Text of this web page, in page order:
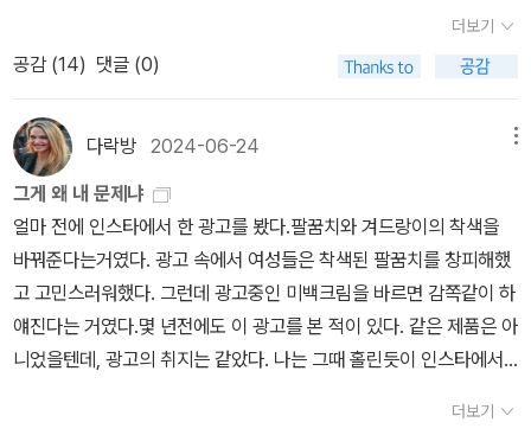
에너지가 없다. (중략)마른 것이 아름다운 것은 마른 것이 몸이 아니
라 정신에 하는 것 때문이다. 상을 받을 만한 것은 여성이 마른 것이
아니라 굶주리는 것이고, 마른 것은 그것의 증상일 뿐이다. 굶주리면
흥미롭게도 '해방된' 정신의 폭이 좁아진다. -p.319위의 구절을 읽어
보면 어떤가. 힘을 내고 싶지 않은가.유방에 대해 하는 말도 들어보자.
여성의 얼굴과 몸매의 이미지를 편집하는 암묵적 검열이 똑같이 여성
의 유방 이미지도 편집하여, 여성의 유방이 실제로는 어떻게 생겼는
지 알지 못하게 한다. 문화가 흠 잡을 데 없는 완벽함으로 유방을 가
려, 물렁하거나 비대칭이거나 원숙하거나 임신으로 변화를 겪은 유방
을 거의 그대로 보여주는 법이 없다. 문화에서는 진짜 유방이 여성만
큼이나 모양이 다양하고 변형도 많다는 것을 거의 알 수 없다. 여성도
로부터 존중받지 못할 것이라는 협박.여성은 이 협박을 끊임없이 받
고 그것을 자기 내면화해온 것이다.그것을 부추기는 것은 또한 무수
한다는 강박을 만들고, 여성은 남성이 지배하는 섹스로만 진짜 성적
오르가즘을 느낄 수 있는 것처럼 위장한 것이다.이러한 위장은 또한
여성의 남성 의존성 - 남성의 시선을 기준으로 자신을 평가하게 하고,
또 한편으로는 이런 시선을 원천적으로 거부하는 수단으로 영원히 여
성이 되지 않고자 하는 거식증으로 귀결되기도 한다.아 이정도면 정
말 지금의 우리 사회에서 화장품 산업, 포르노 문화, 다이어트 산업,
성형수술이 이토록 미친듯이 폭주하며 성행하는지 충분히 이해가 간
다.또한 이렇게 발달한 산업들은 여성들이 자신이 얻은 부를 오롯이
취를 이루기 힘들게 함으로써 남성이 차지하고 있는 이 세계의 정상
서도 놀고 있다."라고 답하며, 또 왜? 말해 보라고 하면 주절주절~
~ 그러다 보면 내 고민, 친구의 고민들을 늘어놓는다. 딱 우리 나이
때 하고 있는 고민들을 늘어 놓으며 한숨도 쉬었다가, 늘 언제 얼
굴 한 번 보자!로 끊는다. 전화를 끊고 나면 어렸던 대학시절의 친
구 모습을 떠올리게 되고, 지금 회사에서 커리어도 쌓고, 집안일도 병
행하는 친구를 보면 안쓰럽기도 하고, 부럽기도 하고, 내새끼처럼 대
견하기도 하다. 친구는 실업계 고등학교를 졸업하고 전문대를 입학
하였다. 나는 인문계 고등학교를 졸업하고 전문대에 입학하였다. 나
는 국문학과에 가고 싶었지만 진학하지 못했었다. 집에서 너무 먼 학
교에 딸아이를 위험하게 자취를 시킬 수 없다는 염려를 우선으로 내
세우셨지만, 대학을 가려면 서울대 정도는 가야하고, 서울대가 아니
더라도 집 근처 학교 중에선 부산대 국립대 정도는 가야지 보내
언급으로 시작한다. 바로 미국의 저술가인 나오미 울프인데, 국적과
외모부터 정치 성향이며 저술 내용까지도 상이한 두 사람을 대중이
종종 혼동했기 때문이다. 이 대목에서 문득 뜨끔할 수밖에 없었는데,
왜냐하면 나귀님 역시 클라인의 지적처럼 두 명의 '나오미'를 종종 헛
갈렸었기 때문이다.예를 들어 몇 년 전에 최악의 오역본 중 하나인 저
메인 그리어의 책에서 나오미 울프의 역시나 오역된 인용문을 접하고
는 '이 여자가 그 시꺼먼 책 쓴 사람인가?' 생각했었고, 거꾸로 나오미
클라인의 다른 신간을 접하고는 '이 여자가 그 해럴드 블룸한테 성추
행 당했다고 폭로했다가 흡혈귀 딸년이라고 역공을 당했다는 사람인
가?' 생각했었으니까 말이다.문제는 원래 좌파 진영에서 경력을 시작
한 울프가 머지않아 우파, 그것도 극우 진영으로 선회해서 클라인과
는 상반되는 입장에 서게 되었다는 점이다. 그런데도 인터넷이며 SN
더보기
공감 (14) 댓글 (0)
다락방 2024-06-24
그게 왜 내 문제냐
얼마 전에 인스타에서 한 광고를 봤다.팔꿈치와 겨드랑이의 착색을
바꿔준다는거였다. 광고 속에서 여성들은 착색된 팔꿈치를 창피해했
고 고민스러워했다. 그런데 광고중인 미백크림을 바르면 감쪽같이 하
얘진다는 거였다.몇 년전에도 이 광고를 본 적이 있다. 같은 제품은 아
니었을텐데, 광고의 취지는 같았다. 나는 그때 홀린듯이 인스타에서
얘지고 말끔해졌냐 하면 그게 아니고, 바르고나면 그 즉시 커버가 되
더보기